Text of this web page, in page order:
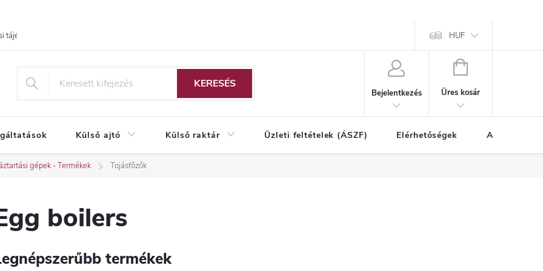
tájékoztató HUF
KERESÉS
Bejelentkezés
KOSÁR
Üres kosár
Külső ajtó Külső raktár Üzleti feltételek (ÁSZF) Elérhetőségek A vásárlás
gépek - Termékek Tojásfőzők
boilers
termékek